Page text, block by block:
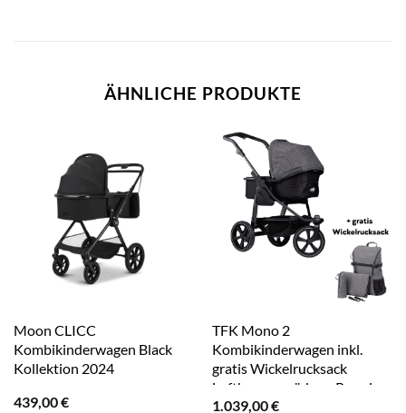
ÄHNLICHE PRODUKTE
Moon CLICC
Kombikinderwagen Black
Kollektion 2024
439,00€
TFK Mono 2
Kombikinderwagen inkl.
gratis Wickelrucksack
Luftkammerräder – Premium
Anthrazit
1.039,00€